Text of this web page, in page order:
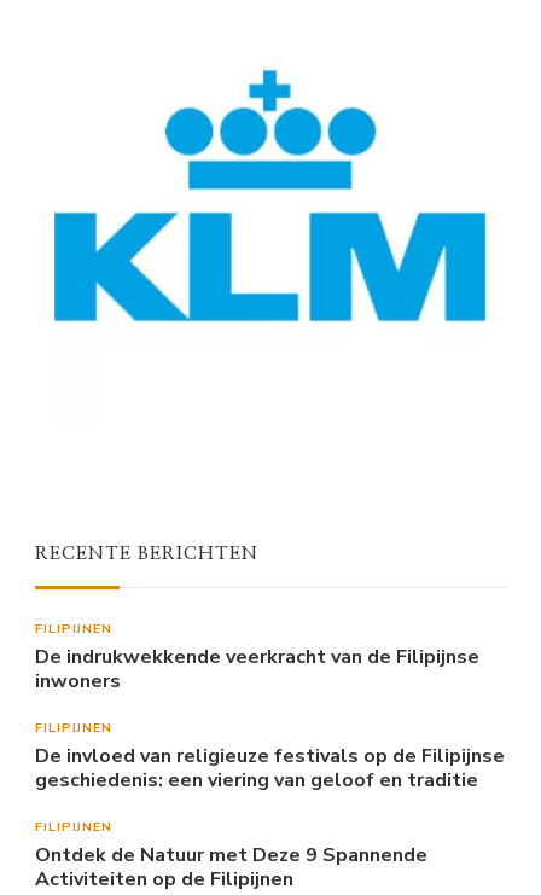
RECENTE BERICHTEN
FILIPIJNEN
De indrukwekkende veerkracht van de Filipijnse
inwoners
FILIPIJNEN
De invloed van religieuze festivals op de Filipijnse
geschiedenis: een viering van geloof en traditie
FILIPIJNEN
Ontdek de Natuur met Deze 9 Spannende
Activiteiten op de Filipijnen